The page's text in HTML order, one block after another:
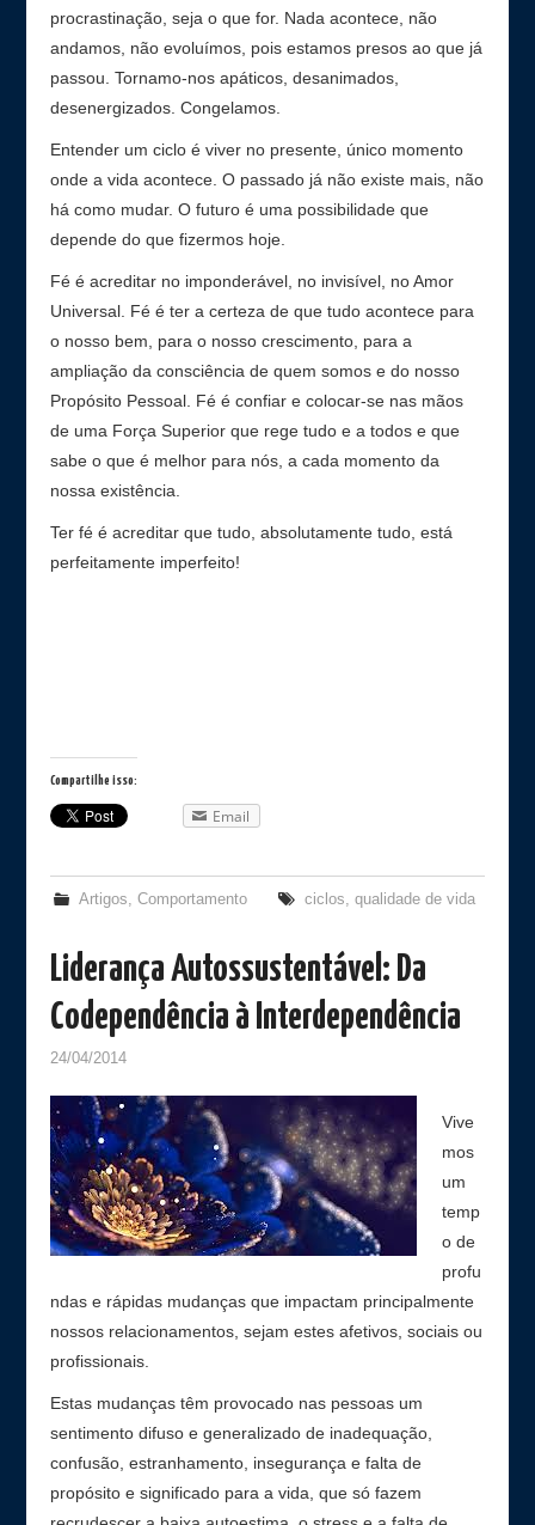
procrastinação, seja o que for. Nada acontece, não
andamos, não evoluímos, pois estamos presos ao que já
passou. Tornamo-nos apáticos, desanimados,
desenergizados. Congelamos.
Entender um ciclo é viver no presente, único momento
onde a vida acontece. O passado já não existe mais, não
há como mudar. O futuro é uma possibilidade que
depende do que fizermos hoje.
Fé é acreditar no imponderável, no invisível, no Amor
Universal. Fé é ter a certeza de que tudo acontece para
o nosso bem, para o nosso crescimento, para a
ampliação da consciência de quem somos e do nosso
Propósito Pessoal. Fé é confiar e colocar-se nas mãos
de uma Força Superior que rege tudo e a todos e que
sabe o que é melhor para nós, a cada momento da
nossa existência.
Ter fé é acreditar que tudo, absolutamente tudo, está
perfeitamente imperfeito!
Compartilhe isso:
Email
Artigos, Comportamento ciclos, qualidade de vida
Liderança Autossustentável: Da
Codependência à Interdependência
24/04/2014
Vive
mos
um
temp
o de
profu
ndas e rápidas mudanças que impactam principalmente
nossos relacionamentos, sejam estes afetivos, sociais ou
profissionais.
Estas mudanças têm provocado nas pessoas um
sentimento difuso e generalizado de inadequação,
confusão, estranhamento, insegurança e falta de
propósito e significado para a vida, que só fazem